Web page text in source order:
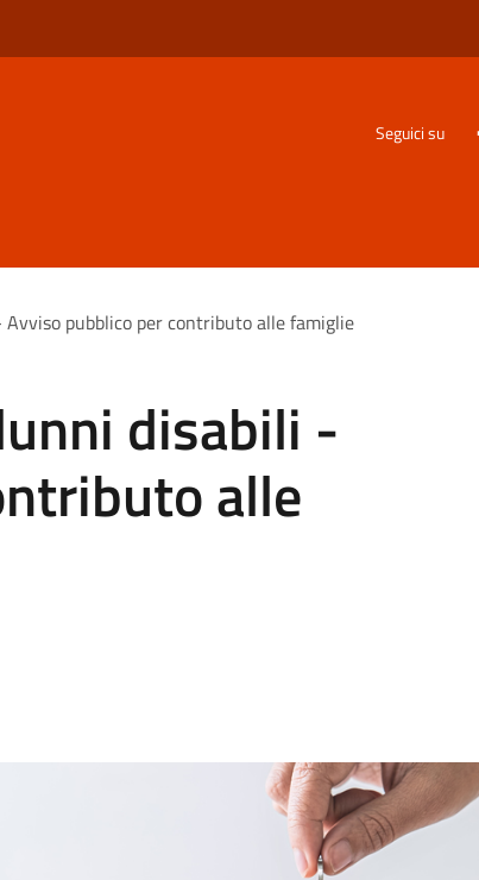
Seguici su
pubblico per contributo alle famiglie
disabili -
alle